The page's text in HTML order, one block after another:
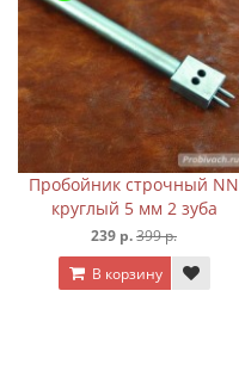
Пробойник строчный NN
круглый 5 мм 2 зуба
239 р.399 р.
В корзину